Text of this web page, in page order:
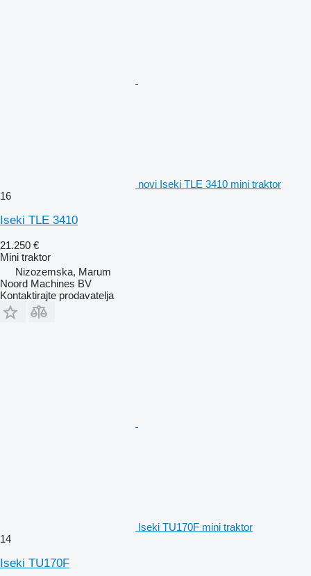
novi Iseki TLE 3410 mini traktor
16
Iseki TLE 3410
21.250 €
Mini traktor
Nizozemska, Marum
Noord Machines BV
Kontaktirajte prodavatelja
Iseki TU170F mini traktor
14
Iseki TU170F